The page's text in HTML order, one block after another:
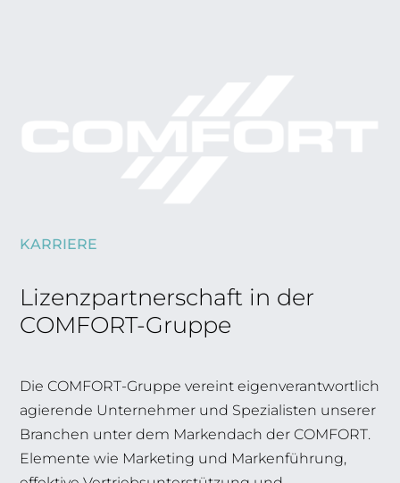
KARRIERE
Lizenzpartnerschaft in der
COMFORT-Gruppe
Die COMFORT-Gruppe vereint eigenverantwortlich
agierende Unternehmer und Spezialisten unserer
Branchen unter dem Markendach der COMFORT.
Elemente wie Marketing und Markenführung,